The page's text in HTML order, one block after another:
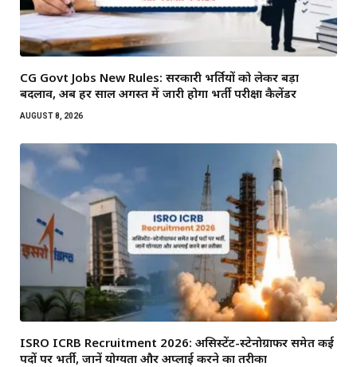
CG Govt Jobs New Rules: सरकारी भर्तियों को लेकर बड़ा
बदलाव, अब हर साल अगस्त में जारी होगा भर्ती परीक्षा कैलेंडर
AUGUST 8, 2026
ISRO ICRB Recruitment 2026: असिस्टेंट-स्टेनोग्राफर समेत कई
पदों पर भर्ती, जानें योग्यता और अप्लाई करने का तरीका